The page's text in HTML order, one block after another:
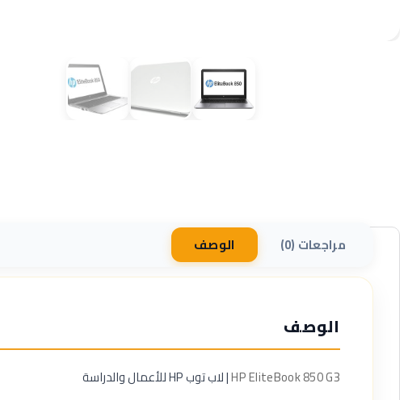
الوصف مراجعات (0)
الوصف
HP EliteBook 850 G3| لاب توب HP للأعمال والدراسة